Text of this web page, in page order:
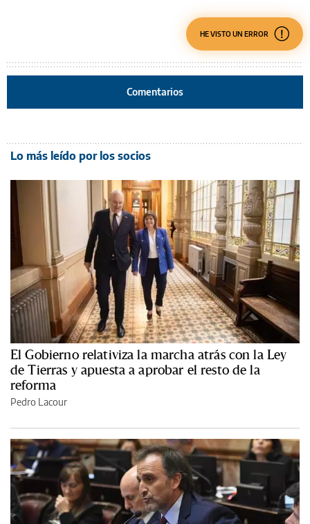
HE VISTO UN ERROR
Comentarios
Lo más leído por los socios
El Gobierno relativiza la marcha atrás con la Ley
de Tierras y apuesta a aprobar el resto de la
reforma
Pedro Lacour